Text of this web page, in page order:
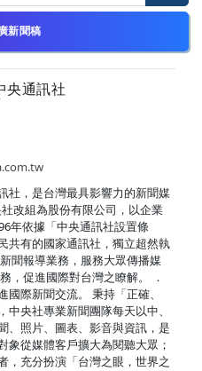
新聞稿
央通訊社
社，是台灣最具影響力的新聞媒
改組為股份有限公司，以企業
年依據「中央通訊社設置條
共有的國家通訊社，獨立超然執
聞報導業務，服務大眾傳播媒
，促進國際對台灣之瞭解。 ．
際新聞交流。 秉持「正確、
央社專業新聞團隊每天以中、
、照片、圖表、影音與資訊，是
象從媒體客戶擴大為閱聽大眾；
，充分扮演「台灣之眼，世界之